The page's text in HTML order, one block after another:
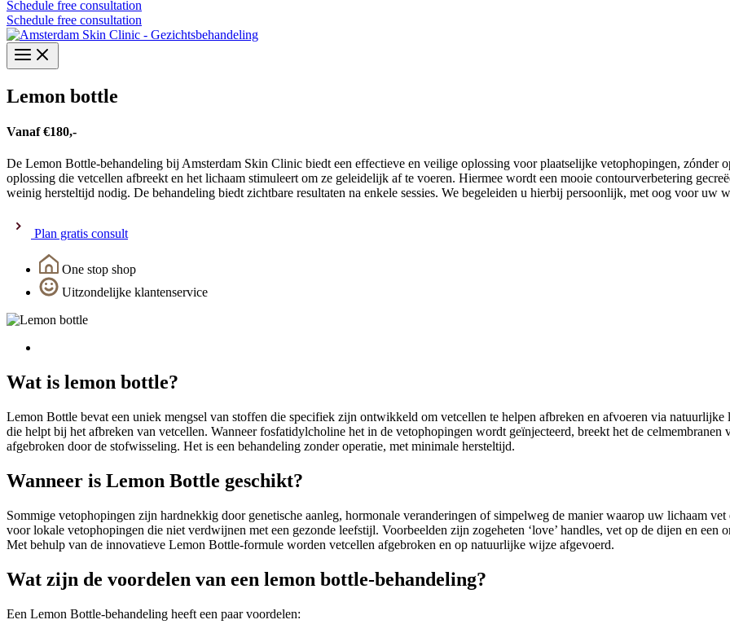
Schedule free consultation
Schedule free consultation
Lemon bottle
Vanaf €180,-
De Lemon Bottle-behandeling bij Amsterdam Skin Clinic biedt een effectieve en veilige oplossing voor plaatselijke vetophopingen, zónder
oplossing die vetcellen afbreekt en het lichaam stimuleert om ze geleidelijk af te voeren. Hiermee wordt een mooie contourverbetering
weinig hersteltijd nodig. De behandeling biedt zichtbare resultaten na enkele sessies. We begeleiden u hierbij persoonlijk, met oog voor uw
Plan gratis consult
One stop shop
Uitzondelijke klantenservice
Wat is lemon bottle?
Lemon Bottle bevat een uniek mengsel van stoffen die specifiek zijn ontwikkeld om vetcellen te helpen afbreken en afvoeren via
die helpt bij het afbreken van vetcellen. Wanneer fosfatidylcholine het in de vetophopingen wordt geïnjecteerd, breekt het de
afgebroken door de stofwisseling. Het is een behandeling zonder operatie, met minimale hersteltijd.
Wanneer is Lemon Bottle geschikt?
Sommige vetophopingen zijn hardnekkig door genetische aanleg, hormonale veranderingen of simpelweg de manier waarop uw lichaam
voor lokale vetophopingen die niet verdwijnen met een gezonde leefstijl. Voorbeelden zijn zogeheten ‘love’ handles, vet op de dijen en een
Met behulp van de innovatieve Lemon Bottle-formule worden vetcellen afgebroken en op natuurlijke wijze afgevoerd.
Wat zijn de voordelen van een lemon bottle-behandeling?
Een Lemon Bottle-behandeling heeft een paar voordelen: